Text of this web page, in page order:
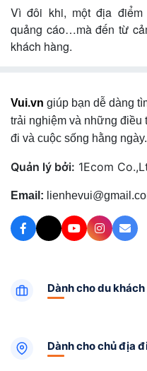
Vì đôi khi, một địa
quảng cáo…mà đến từ
khách hàng.
Vui.vn giúp bạn dễ dàng
trải nghiệm và những điều
đi và cuộc sống hằng ngày.
Quản lý bởi: 1Ecom
Email:
Dành cho du khách
Dành cho chủ địa